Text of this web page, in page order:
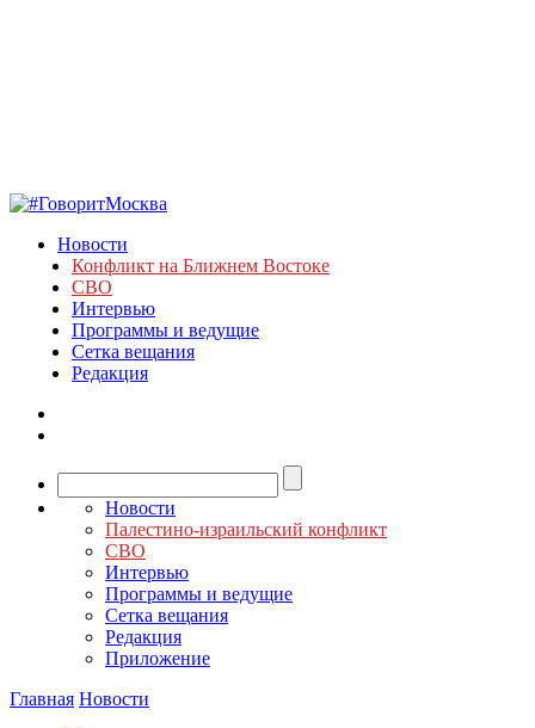
Новости
Конфликт на Ближнем Востоке
СВО
Интервью
Программы и ведущие
Сетка вещания
Редакция
Новости
Палестино-израильский конфликт
СВО
Интервью
Программы и ведущие
Сетка вещания
Редакция
Приложение
Главная Новости